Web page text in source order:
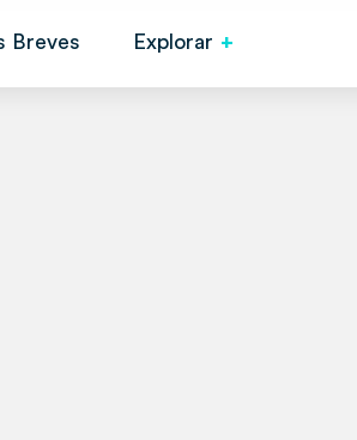
Breves Explorar